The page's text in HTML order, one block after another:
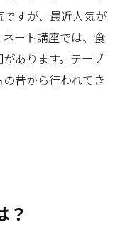
しれません。
すが、最近人気が
ート講座では、食
あります。テーブ
昔から行われてき
誘われます。食事
まり、より親近感
？